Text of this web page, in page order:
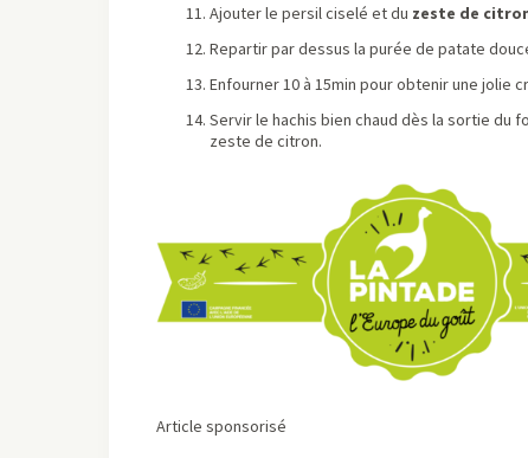
Ajouter le persil ciselé et du zeste de
Repartir par dessus la purée de patate
Enfourner 10 à 15min pour obtenir une jolie
Servir le hachis bien chaud dès la sortie du
zeste de citron.
Article sponsorisé